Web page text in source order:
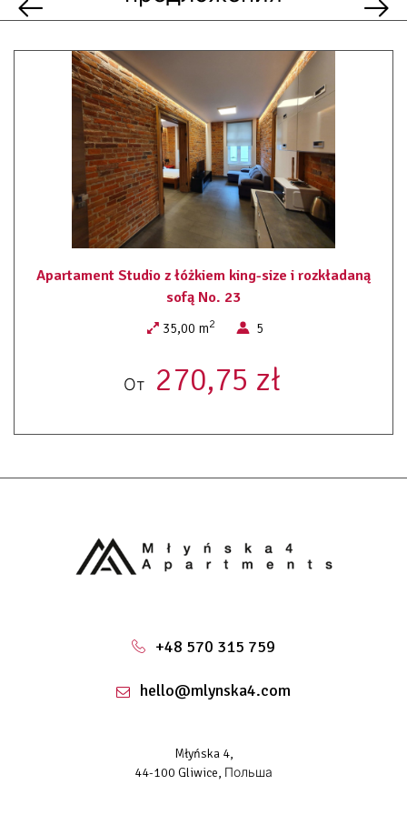
łazienka
ręczniki
pościel
dojście na wyższe piętra tylko schodami
pralnia ogólnodostepna
Apartament Studio z łóżkiem king-size i rozkładaną
sofą No. 23
35,00 m2 5
От 270,75 zł
+48 570 315 759
hello@mlynska4.com
Młyńska 4,
44-100 Gliwice, Польша